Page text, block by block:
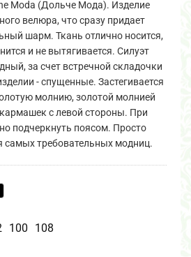
Moda (Дольче Мода). Изделие
велюра, что сразу придает
шарм. Ткань отлично носится,
и не вытягивается. Силуэт
за счет встречной складочки
- спущенные. Застегивается
молнию, золотой молнией
с левой стороны. При
подчеркнуть поясом. Просто
требовательных модниц.
100 108